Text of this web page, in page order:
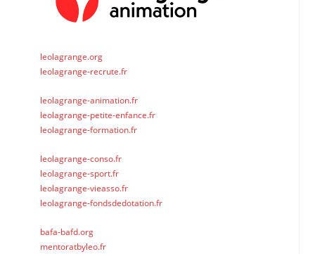
leolagrange.org
leolagrange-recrute.fr
leolagrange-animation.fr
leolagrange-petite-enfance.fr
leolagrange-formation.fr
leolagrange-conso.fr
leolagrange-sport.fr
leolagrange-vieasso.fr
leolagrange-fondsdedotation.fr
bafa-bafd.org
mentoratbyleo.fr